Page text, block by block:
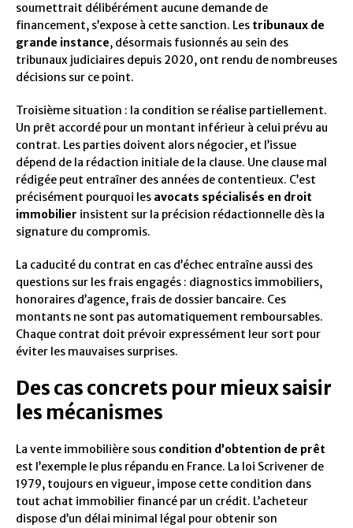
soumettrait délibérément aucune demande de
financement, s’expose à cette sanction. Les tribunaux de
grande instance, désormais fusionnés au sein des
tribunaux judiciaires depuis 2020, ont rendu de nombreuses
décisions sur ce point.
Troisième situation : la condition se réalise partiellement.
Un prêt accordé pour un montant inférieur à celui prévu au
contrat. Les parties doivent alors négocier, et l’issue
dépend de la rédaction initiale de la clause. Une clause mal
rédigée peut entraîner des années de contentieux. C’est
précisément pourquoi les avocats spécialisés en droit
immobilier insistent sur la précision rédactionnelle dès la
signature du compromis.
La caducité du contrat en cas d’échec entraîne aussi des
questions sur les frais engagés : diagnostics immobiliers,
honoraires d’agence, frais de dossier bancaire. Ces
montants ne sont pas automatiquement remboursables.
Chaque contrat doit prévoir expressément leur sort pour
éviter les mauvaises surprises.
Des cas concrets pour mieux saisir
les mécanismes
La vente immobilière sous condition d’obtention de prêt
est l’exemple le plus répandu en France. La loi Scrivener de
1979, toujours en vigueur, impose cette condition dans
tout achat immobilier financé par un crédit. L’acheteur
dispose d’un délai minimal légal pour obtenir son